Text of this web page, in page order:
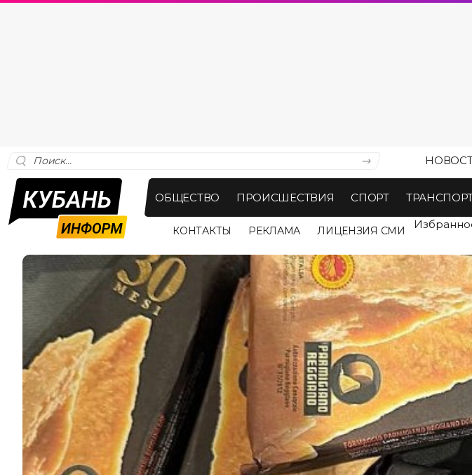
ОБЩЕСТВО ПРОИСШЕСТВИЯ СПОРТ
КОНТАКТЫ РЕКЛАМА ЛИЦЕНЗИЯ СМИ